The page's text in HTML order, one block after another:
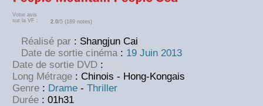
Votre avis
sur la VF :
2.0/5 (189 notes)
Réalisé par : Shangjun Cai
Date de sortie cinéma : 19 Juin 2013
Date de sortie DVD :
Long Métrage : Chinois - Hong-Kongais
Genre : Drame - Thriller
Durée : 01h31